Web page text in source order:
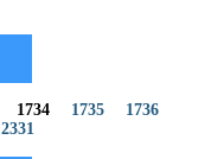
1734 1735
1736
2331